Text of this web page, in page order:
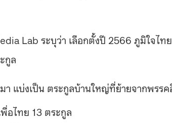
Lab ระบุว่า เลือกตั้งปี 2566 ภูมิใจไท
กูล
แบ่งเป็น ตระกูลบ้านใหญ่ที่ย้ายจากพรรค
อไทย 13 ตระกูล